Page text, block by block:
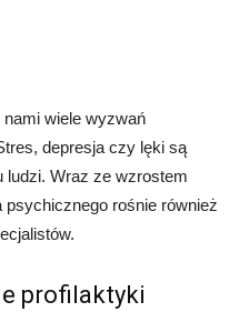
wiele wyzwań
depresja czy lęki są
ludzi. Wraz ze wzrostem
rośnie również
profilaktyki